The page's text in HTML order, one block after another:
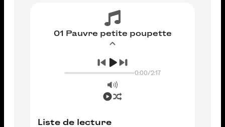
01 Pauvre petite poupette
0:00/2:17
Liste de lecture